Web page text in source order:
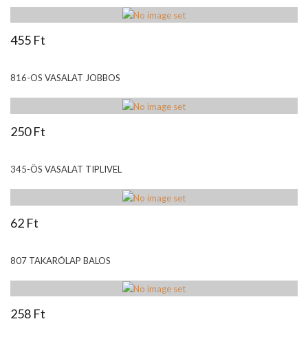
455 Ft
816-OS VASALAT JOBBOS
250 Ft
345-ÖS VASALAT TIPLIVEL
62 Ft
807 TAKARÓLAP BALOS
258 Ft